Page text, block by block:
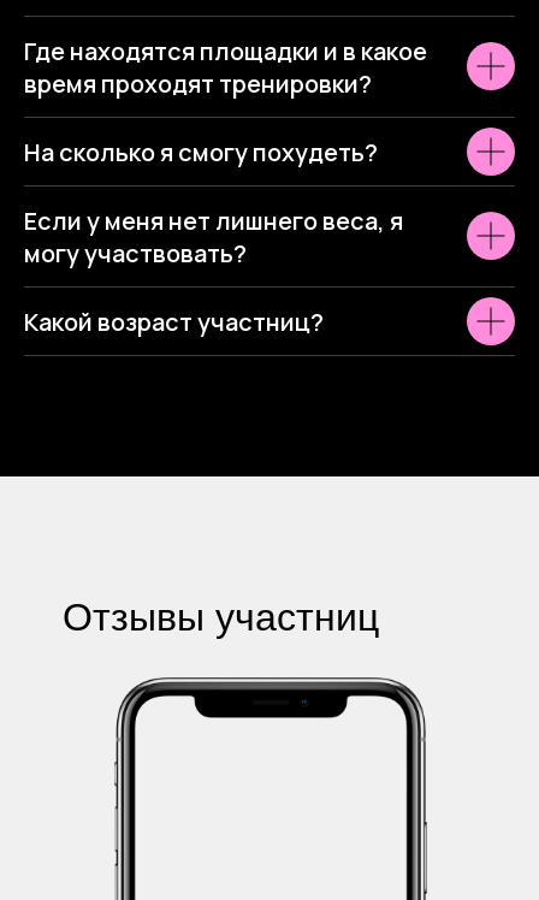
Где находятся площадки и в какое
время проходят тренировки?
На сколько я смогу похудеть?
Если у меня нет лишнего веса, я
могу участвовать?
Какой возраст участниц?
Отзывы участниц